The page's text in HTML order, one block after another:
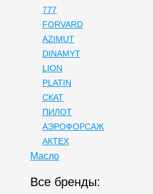
777
FORVARD
AZIMUT
DINAMYT
LION
PLATIN
СКАТ
ПИЛОТ
АЭРОФОРСАЖ
АКТЕХ
Масло
Все бренды: